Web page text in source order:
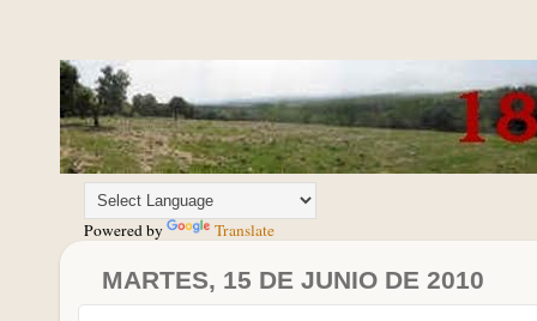
Powered by Translate
MARTES, 15 DE JUNIO DE 2010